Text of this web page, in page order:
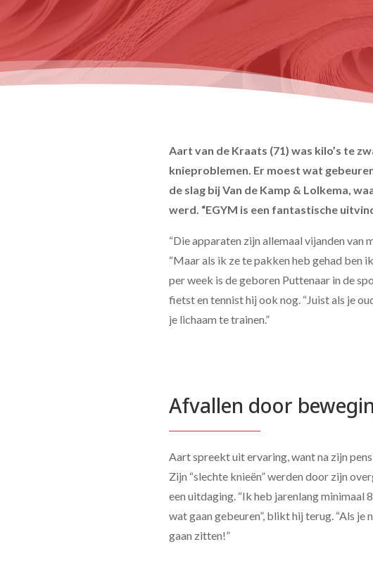
Aart van de Kraats (71) was kilo’s te
knieproblemen. Er moest wat
de slag bij Van de Kamp & Lolkema,
werd. “EGYM is een fantastische
“Die apparaten zijn allemaal vijanden van
“Maar als ik ze te pakken heb gehad ben
per week is de geboren Puttenaar in de
fietst en tennist hij ook nog. “Juist als je
je lichaam te trainen.”
Afvallen door
Aart spreekt uit ervaring, want na zijn
Zijn “slechte knieën” werden door zijn
een uitdaging. “Ik heb jarenlang minimaal
wat gaan gebeuren”, blikt hij terug. “Als
gaan zitten!”